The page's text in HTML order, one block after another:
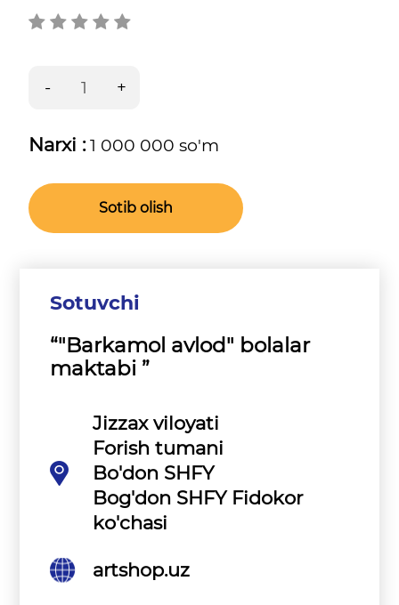
Narxi :1 000 000 so'm
Sotib olish
Sotuvchi
“"Barkamol avlod" bolalar
maktabi ”
Jizzax viloyati
Forish tumani
Bo'don SHFY
Bog'don SHFY Fidokor
ko'chasi
artshop.uz